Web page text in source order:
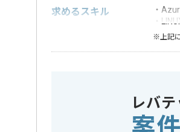
求めるスキル
・
・
※上記
アプ
サーバ
Webサ
レバ